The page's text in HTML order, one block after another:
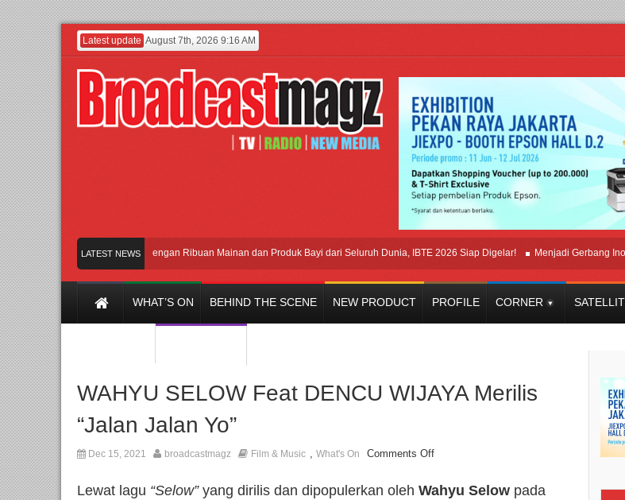
Latest update August 7th, 2026 9:16 AM
LATEST NEWS
Meramaikan Jakarta dengan Ribuan Mainan dan Produk Bayi dari Seluruh Dunia, IBTE 2026 Siap Digelar! Menjadi Gerbang Inovasi
WHAT’S ON BEHIND THE SCENE NEW PRODUCT PROFILE CORNER
WAHYU SELOW Feat DENCU WIJAYA Merilis
“Jalan Jalan Yo”
Dec 15, 2021 broadcastmagz Film & Music , What's On Comments Off
Lewat lagu “Selow”yang dirilis dan dipopulerkan oleh Wahyu Selow pada